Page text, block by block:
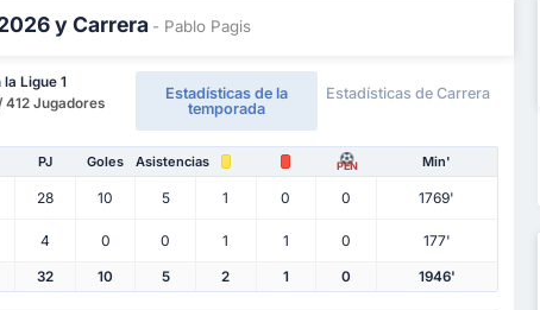
y Carrera - Pablo Pagis
Ligue 1
412 Jugadores
Estadísticas de la
temporada
Estadísticas de Carrera
PJ Goles Asistencias PEN Min'
28 10 5 1 0 0 1769'
4 0 0 1 1 0 177'
32 10 5 2 1 0 1946'